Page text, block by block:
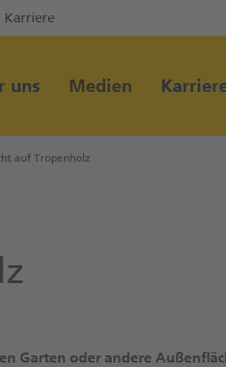
Direkt zur
Karriere
uns Medien
auf Tropenholz
Garten oder andere